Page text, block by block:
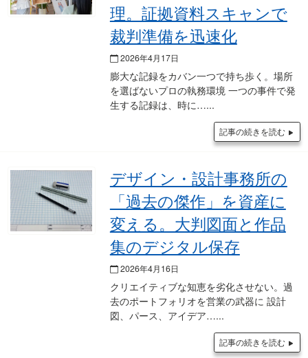
理。証拠資料スキャンで
裁判準備を迅速化
2026年4月17日
膨大な記録をカバン一つで持ち歩く。場所
を選ばないプロの執務環境 一つの事件で発
生する記録は、時に…
記事の続きを読む
デザイン・設計事務所の
「過去の傑作」を資産に
変える。大判図面と作品
集のデジタル保存
2026年4月16日
クリエイティブな知恵を劣化させない。過
去のポートフォリオを営業の武器に 設計
図、パース、アイデア…
記事の続きを読む